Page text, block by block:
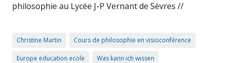
philosophie au Lycée J-P Vernant de Sèvres //
Christine Martin Cours de philosophie en visioconférence
Europe education ecole Was kann ich wissen